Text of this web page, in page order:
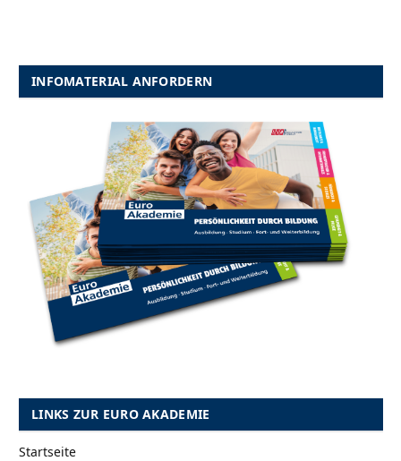
INFOMATERIAL ANFORDERN
LINKS ZUR EURO AKADEMIE
Startseite